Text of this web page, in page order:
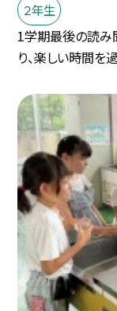
２年生
1学期最後の読み
り、楽しい時間を